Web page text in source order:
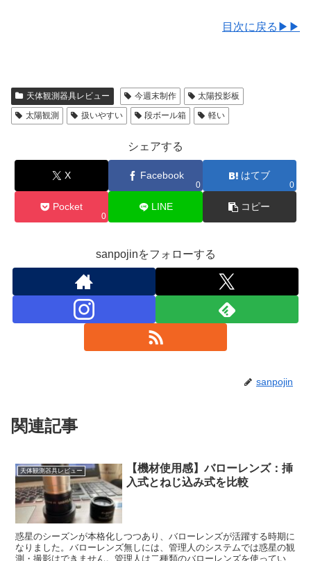
目次に戻る▶▶
天体観測器具レビュー 今週末制作
太陽投影板
太陽観測
扱いやすい 段ボール箱 軽い
シェアする
X Facebook
0
はてブ
0
Pocket
0
LINE コピー
sanpojinをフォローする
sanpojin
関連記事
天体観測器具レビュー
【機材使用感】バローレンズ：挿
入式とねじ込み式を比較
惑星のシーズンが本格化しつつあり、バローレンズが活躍する時期に
なりました。バローレンズ無しには、管理人のシステムでは惑星の観
測・撮影はできません。管理人は二種類のバローレンズを使っていま